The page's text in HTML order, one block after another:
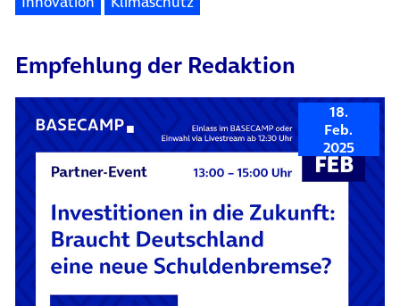
Empfehlung der Redaktion
18.
Feb.
2025